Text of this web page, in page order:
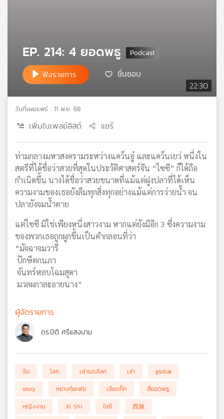
พี
แผนที่
วิทยุ
เครือ
ข่าย
22:30
EP. 214: 4 ยอดพธู
ฟังรายการ ชื่นชอบ
วันที่เผยแพร่ : 11 พ.ย. 68
เพิ่มในเพลย์ลิสต์ แชร์
ท่ามกลางมหาสงครามระหว่างแคว้นอู๋ และแคว้นเยว่ หนึ่งใน
สตรีที่ได้ชื่อว่าสวยที่สุดในประวัติศาสตร์จีน “ไซซี” ก็ได้ถือ
กำเนิดขึ้น นางได้ชื่อว่าสวยขนาดที่แม้แต่ฝูงปลาที่ได้เห็น
ความงามของเธอยังลืมทุกสิ่งทุกอย่างแม้แต่การว่ายน้ำ จน
ปลายังจมน้ำตาย
แต่ไซซี มิใช่เพียงหนึ่งสาวงาม หากแต่ยังมีอีก 3 ซึ่งความงาม
ของพวกเธอถูกผูกขึ้นเป็นคำกลอนที่ว่า
“มัจฉาจมวารี
ปักษีตกนภา
จันทร์หลบโฉมสุดา
มวลผกาละอายนาง”
ผู้จัดรายการ
ดร.ปิติ ศรีแสงนาม
จีน โลก เล่ารอบโลก เล่า
global
story
หยางกุ้ยเฟย เลียดก๊ก
สี่ยอดพธู
หญิงงาม
Xi Shi ไซซี
西施